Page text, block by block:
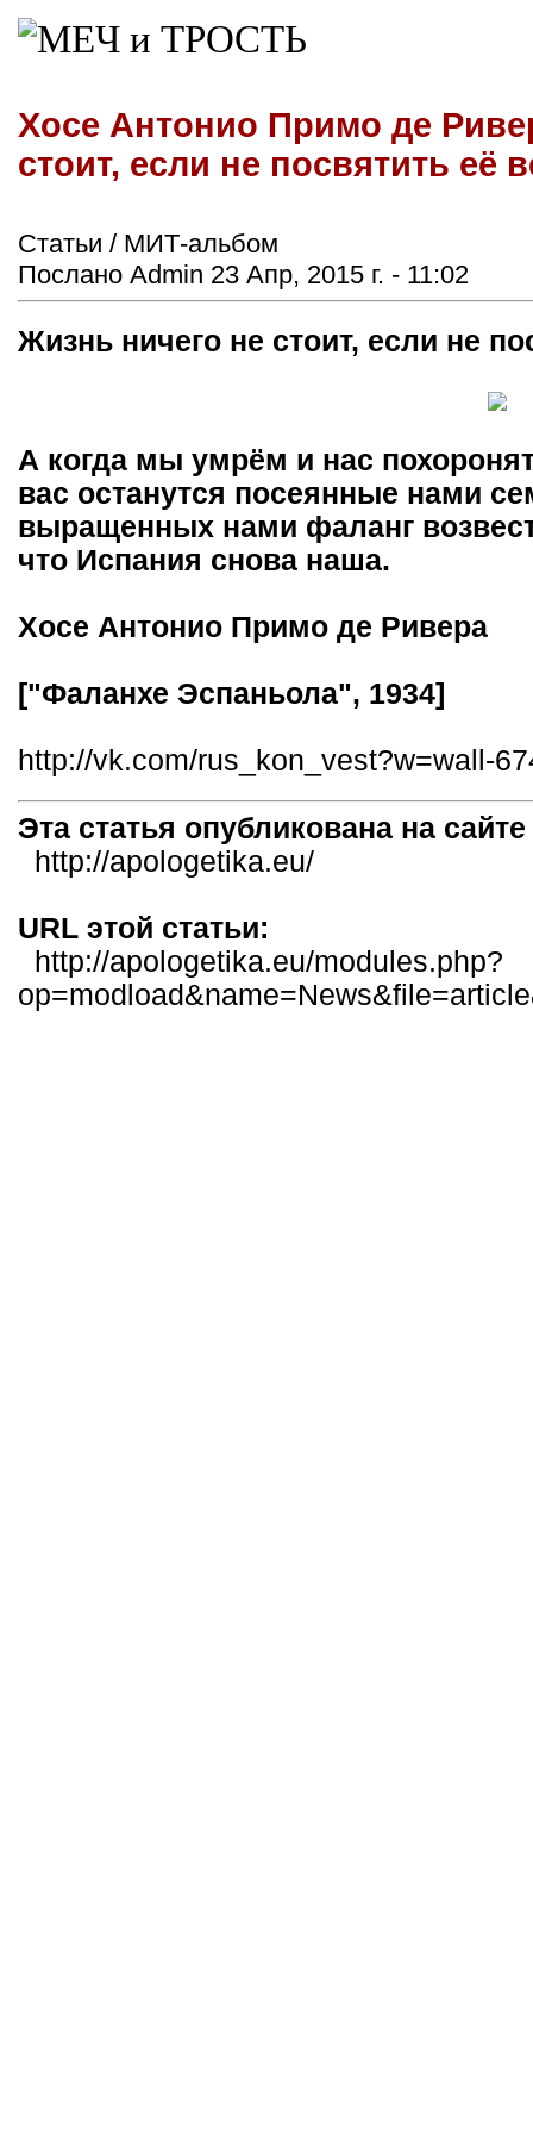
Хосе Антонио Примо де
стоит, если не посвятить её
Статьи / МИТ-альбом
Послано Admin 23 Апр, 2015 г. - 11:02
Жизнь ничего не стоит, если не
А когда мы умрём и нас
вас останутся посеянные нами
выращенных нами фаланг
что Испания снова наша.
Хосе Антонио Примо де Ривера
["Фаланхе Эспаньола", 1934]
http://vk.com/rus_kon_vest?w=wall-
Эта статья опубликована на
http://apologetika.eu/
URL этой статьи:
http://apologetika.eu/modules.php?